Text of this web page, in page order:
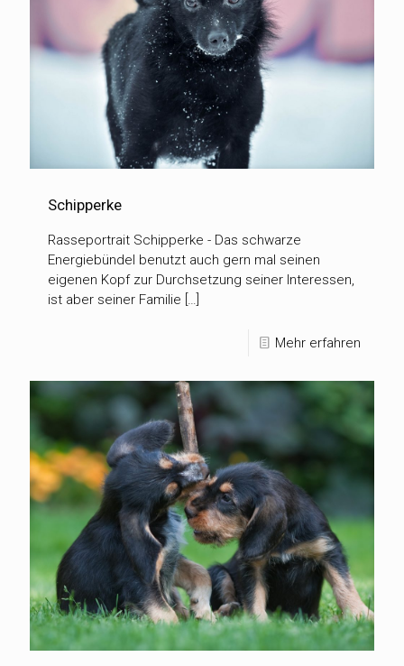
Schipperke
Rasseportrait Schipperke - Das schwarze
Energiebündel benutzt auch gern mal seinen
eigenen Kopf zur Durchsetzung seiner Interessen,
ist aber seiner Familie […]
Mehr erfahren